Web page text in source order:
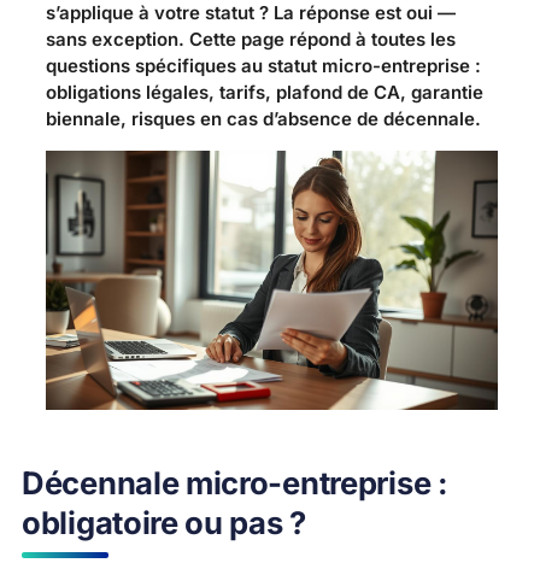
s’applique à votre statut ? La réponse est oui —
sans exception. Cette page répond à toutes les
questions spécifiques au statut micro-entreprise :
obligations légales, tarifs, plafond de CA, garantie
biennale, risques en cas d’absence de décennale.
Décennale micro-entreprise :
obligatoire ou pas ?